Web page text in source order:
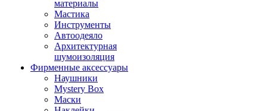
материалы
Мастика
Инструменты
Автоодеяло
Архитектурная
шумоизоляция
Фирменные аксессуары
Наушники
Mystery Box
Маски